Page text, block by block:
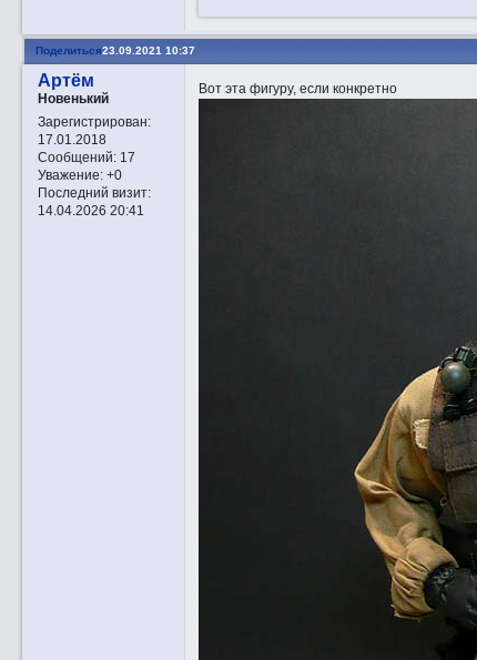
Поделиться23.09.2021 10:37
Артём
Новенький
Зарегистрирован:
17.01.2018
Сообщений:17
Уважение: +0
Последний визит:
14.04.2026 20:41
Вот эта фигуру, если конкретно